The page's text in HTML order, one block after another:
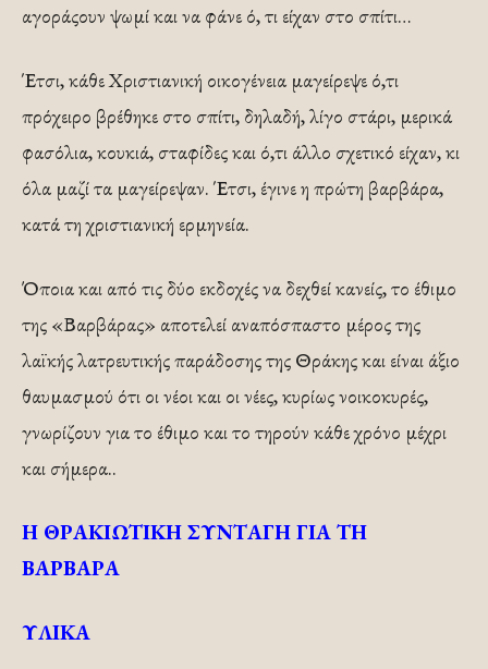
αγοράςουν ψωμί και να φάνε ό, τι είχαν στο σπίτι…
Έτσι, κάθε Χριστιανική οικογένεια μαγείρεψε ό,τι
πρόχειρο βρέθηκε στο σπίτι, δηλαδή, λίγο στάρι, μερικά
φασόλια, κουκιά, σταφίδες και ό,τι άλλο σχετικό είχαν, κι
όλα μαζί τα μαγείρεψαν. Έτσι, έγινε η πρώτη βαρβάρα,
κατά τη χριστιανική ερμηνεία.
Όποια και από τις δύο εκδοχές να δεχθεί κανείς, το έθιμο
της «Βαρβάρας» αποτελεί αναπόσπαστο μέρος της
λαϊκής λατρευτικής παράδοσης της Θράκης και είναι άξιο
θαυμασμού ότι οι νέοι και οι νέες, κυρίως νοικοκυρές,
γνωρίζουν για το έθιμο και το τηρούν κάθε χρόνο μέχρι
και σήμερα..
Η ΘΡΑΚΙΩΤΙΚΗ ΣΥΝΤΑΓΗ ΓΙΑ ΤΗ
ΒΑΡΒΑΡΑ
ΥΛΙΚΑ